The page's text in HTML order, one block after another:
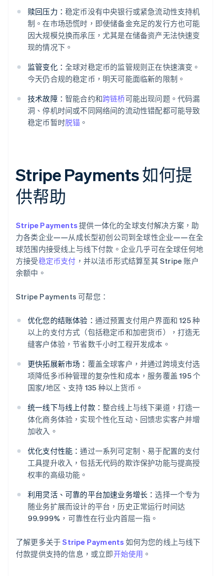
赎回压力： 稳定币没有中央银行或紧急流动性支持机
制。在市场恐慌时，即使储备金充足的发行方也可能
因大规模兑换而承压，尤其是在储备资产无法快速变
现的情况下。
监管变化： 全球对稳定币的监管规则正在快速演变。
今天仍合规的稳定币，明天可能面临新的限制。
技术故障： 智能合约和跨链桥可能出现问题。代码漏
洞、停机时间或不同网络间的流动性错配都可能导致
稳定币暂时脱锚 。
Stripe Payments 如何提
供帮助
Stripe Payments提供一体化的全球支付解决方案，助
力各类企业——从成长型初创公司到全球性企业——在全
球范围内接受线上与线下付款。企业几乎可在全球任何地
方接受稳定币支付 ，并以法币形式结算至其 Stripe 账户
余额中。
Stripe Payments 可帮您：
优化您的结账体验： 通过预置支付用户界面和 125 种
以上的支付方式（包括稳定币和加密货币），打造无
缝客户体验，节省数千小时工程开发成本。
更快拓展新市场： 覆盖全球客户，并通过跨境支付选
项降低多币种管理的复杂性和成本，服务覆盖 195 个
国家/地区、支持 135 种以上货币。
统一线下与线上付款： 整合线上与线下渠道，打造一
体化商务体验，实现个性化互动、回馈忠实客户并增
加收入。
优化支付性能：通过一系列可定制、易于配置的支付
工具提升收入，包括无代码的欺诈保护功能与提高授
权率的高级功能。
利用灵活、可靠的平台加速业务增长：选择一个专为
随业务扩展而设计的平台，历史正常运行时间达
99.999%，可靠性在行业内首屈一指。
了解更多关于Stripe Payments 如何为您的线上与线下
付款提供支持的信息，或立即开始使用 。
阿联酋
爱尔兰
English
爱沙尼亚
English
奥地利
DeutschEnglish
澳大利亚
English
Português English
保加利亚
English